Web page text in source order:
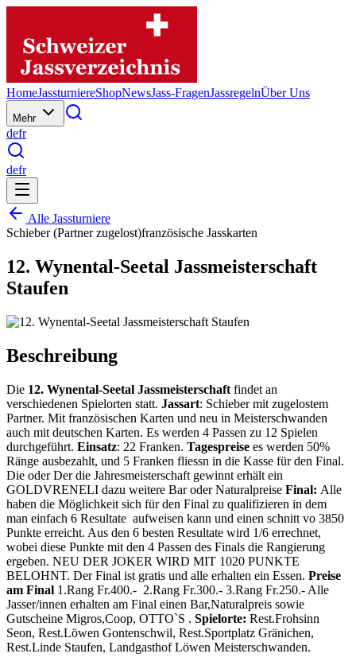
HomeJassturniereShopNewsJass-FragenJassregelnÜber Uns
Mehr
defr
defr
Alle Jassturniere
Schieber (Partner zugelost)französische Jasskarten
12. Wynental-Seetal Jassmeisterschaft
Staufen
Beschreibung
Die 12. Wynental-Seetal Jassmeisterschaft findet an
verschiedenen Spielorten statt. Jassart: Schieber mit zugelostem
Partner. Mit französischen Karten und neu in Meisterschwanden
auch mit deutschen Karten. Es werden 4 Passen zu 12 Spielen
durchgeführt. Einsatz: 22 Franken. Tagespreise es werden 50%
Ränge ausbezahlt, und 5 Franken fliessn in die Kasse für den Final.
Die oder Der die Jahresmeisterschaft gewinnt erhält ein
GOLDVRENELI dazu weitere Bar oder Naturalpreise Final: Alle
haben die Möglichkeit sich für den Final zu qualifizieren in dem
man einfach 6 Resultate aufweisen kann und einen schnitt vo 3850
Punkte erreicht. Aus den 6 besten Resultate wird 1/6 errechnet,
wobei diese Punkte mit den 4 Passen des Finals die Rangierung
ergeben. NEU DER JOKER WIRD MIT 1020 PUNKTE
BELOHNT. Der Final ist gratis und alle erhalten ein Essen. Preise
am Final 1.Rang Fr.400.- 2.Rang Fr.300.- 3.Rang Fr.250.- Alle
Jasser/innen erhalten am Final einen Bar,Naturalpreis sowie
Gutscheine Migros,Coop, OTTO`S . Spielorte: Rest.Frohsinn
Seon, Rest.Löwen Gontenschwil, Rest.Sportplatz Gränichen,
Rest.Linde Staufen, Landgasthof Löwen Meisterschwanden.